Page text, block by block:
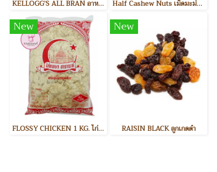
KELLOGG’S ALL BRAN อาหารเช้า Half Cashew Nuts เม็ดมะม่วงหิมพานต์แบ่งครึ่ง
New
FLOSSY CHICKEN 1 KG. ไก่หยอง
New
RAISIN BLACK ลูกเกดดำ